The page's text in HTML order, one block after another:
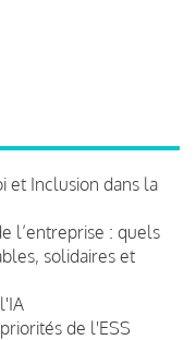
et Inclusion dans la
l’entreprise : quels
solidaires et
de l'ESS